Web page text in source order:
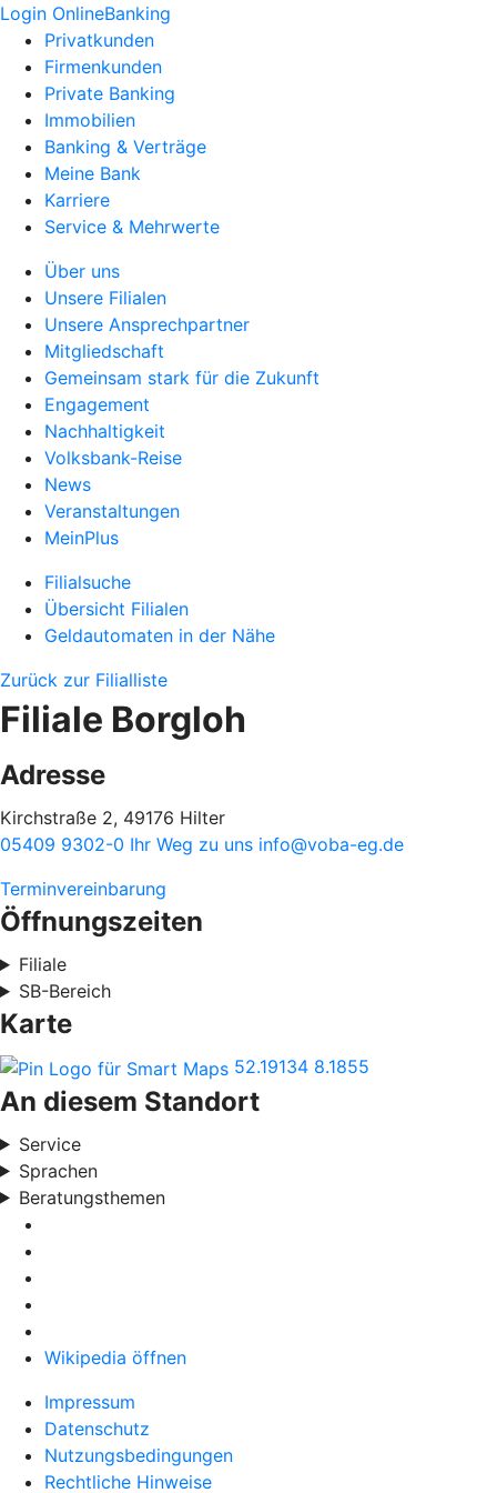
Login OnlineBanking
Privatkunden
Firmenkunden
Private Banking
Immobilien
Banking & Verträge
Meine Bank
Karriere
Service & Mehrwerte
Über uns
Unsere Filialen
Unsere Ansprechpartner
Mitgliedschaft
Gemeinsam stark für die Zukunft
Engagement
Nachhaltigkeit
Volksbank-Reise
News
Veranstaltungen
MeinPlus
Filialsuche
Übersicht Filialen
Geldautomaten in der Nähe
Zurück zur Filialliste
Filiale Borgloh
Adresse
Kirchstraße 2, 49176 Hilter
05409 9302-0 Ihr Weg zu uns info@voba-eg.de
Terminvereinbarung
Öffnungszeiten
Filiale
SB-Bereich
Karte
52.19134 8.1855
An diesem Standort
Service
Sprachen
Beratungsthemen
Wikipedia öffnen
Impressum
Datenschutz
Nutzungsbedingungen
Rechtliche Hinweise